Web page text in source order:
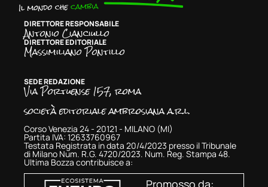
DIRETTORE RESPONSABILE
Antonio Cianciullo
DIRETTORE EDITORIALE
Massimiliano Pontillo
SEDE REDAZIONE
Via Portuense 157, roma
società editoriale ambrosiana a.r.l.
Corso Venezia 24 - 20121 - MILANO (MI)
Partita IVA: 12633760967
Testata Registrata in data 20/4/2023 presso il Tribunale
di Milano Num. R.G. 4720/2023. Num. Reg. Stampa 48.
Ultima Bozza contribuisce a:
Promosso da: